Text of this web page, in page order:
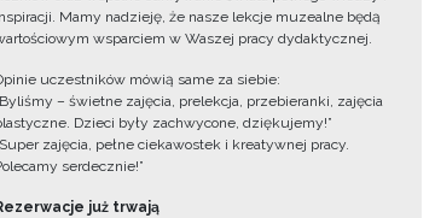
Mamy nadzieję, że nasze lekcje muzealne będą
wsparciem w Waszej pracy dydaktycznej.
uczestników mówią same za siebie:
– świetne zajęcia, prelekcja, przebieranki, zajęcia
Dzieci były zachwycone, dziękujemy!”
zajęcia, pełne ciekawostek i kreatywnej pracy.
serdecznie!”
już trwają